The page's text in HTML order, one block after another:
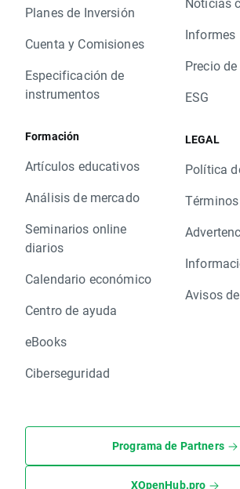
Planes de Inversión
Cuenta y Comisiones
Especificación de
instrumentos
Formación
Artículos educativos
Análisis de mercado
Seminarios online
diarios
Calendario económico
Centro de ayuda
eBooks
Ciberseguridad
Informes
Precio
ESG
LEGAL
Política
Avisos
Programa de Partners
XOpenHub.pro